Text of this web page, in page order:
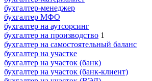
бухгалтер-менеджер
бухгалтер МФО
бухгалтер на аутсорсинг
бухгалтер на производство 1
бухгалтер на самостоятельный баланс
бухгалтер на участке
бухгалтер на участок (банк)
бухгалтер на участок (банк-клиент)